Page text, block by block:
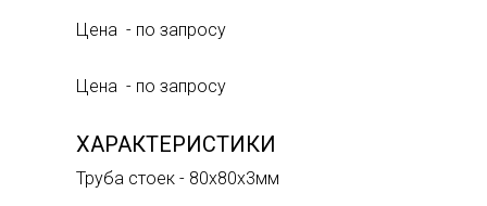
Цена - по запросу
Цена - по запросу
ХАРАКТЕРИСТИКИ
Труба стоек - 80х80х3мм